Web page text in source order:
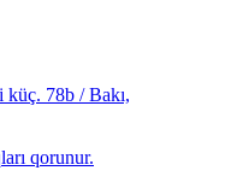
küç. 78b / Bakı,
qorunur.